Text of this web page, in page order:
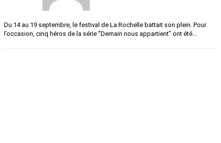
Du 14 au 19 septembre, le festival de La Rochelle battait son plein. Pour
l’occasion, cinq héros de la série ‘’Demain nous appartient’’ ont été...